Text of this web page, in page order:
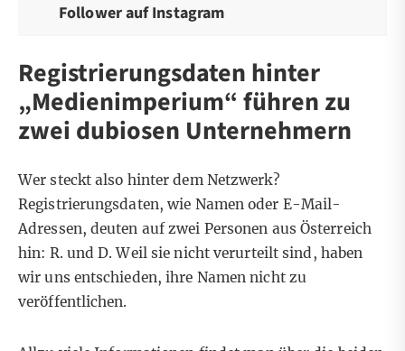
Follower auf Instagram
Registrierungsdaten hinter
„Medienimperium“ führen zu
zwei dubiosen Unternehmern
Wer steckt also hinter dem Netzwerk?
Registrierungsdaten, wie Namen oder E-Mail-
Adressen, deuten auf zwei Personen aus Österreich
hin: R. und D. Weil sie nicht verurteilt sind, haben
wir uns entschieden, ihre Namen nicht zu
veröffentlichen.